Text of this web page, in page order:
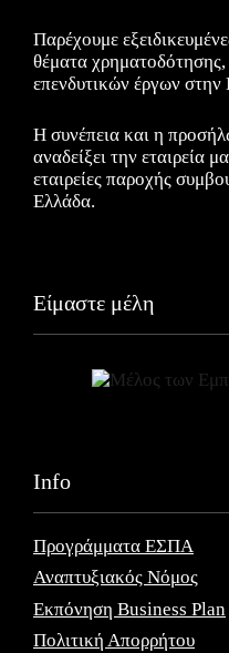
Παρέχουμε
θέματα
επενδυτικών έργων στην
Η συνέπεια και η
αναδείξει την εταιρεία
εταιρείες παροχής
Ελλάδα.
Είμαστε μέλη
Info
Προγράμματα ΕΣΠΑ
Αναπτυξιακός Νόμος
Εκπόνηση Business Plan
Πολιτική Απορρήτου